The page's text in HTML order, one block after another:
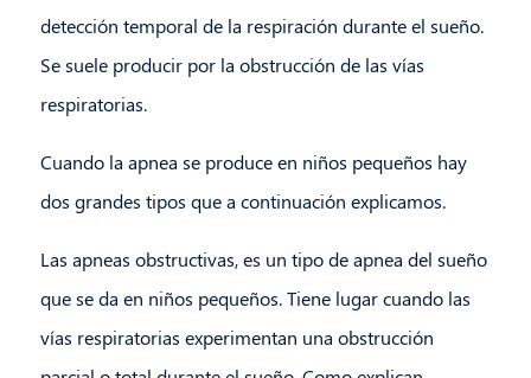
detección temporal de la respiración durante el sueño.
Se suele producir por la obstrucción de las vías
respiratorias.
Cuando la apnea se produce en niños pequeños hay
dos grandes tipos que a continuación explicamos.
Las apneas obstructivas, es un tipo de apnea del sueño
que se da en niños pequeños. Tiene lugar cuando las
vías respiratorias experimentan una obstrucción